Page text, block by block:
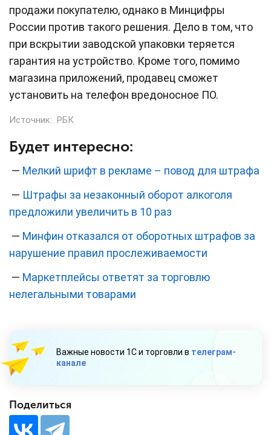
продажи покупателю, однако в Минцифры
России против такого решения. Дело в том, что
при вскрытии заводской упаковки теряется
гарантия на устройство. Кроме того, помимо
магазина приложений, продавец сможет
установить на телефон вредоносное ПО.
Источник: РБК
Будет интересно:
— Мелкий шрифт в рекламе – повод для штрафа
— Штрафы за незаконный оборот алкоголя
предложили увеличить в 10 раз
— Минфин отказался от оборотных штрафов за
нарушение правил прослеживаемости
— Маркетплейсы ответят за торговлю
нелегальными товарами
Важные новости 1С и торговли в телеграм-
канале
Поделиться